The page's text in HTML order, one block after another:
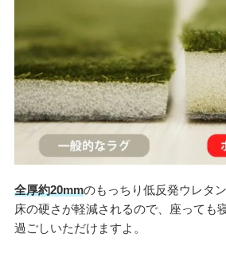
全厚約20mmのもっちり低反発ウレタ
床の硬さが軽減されるので、座っても
過ごしいただけますよ。